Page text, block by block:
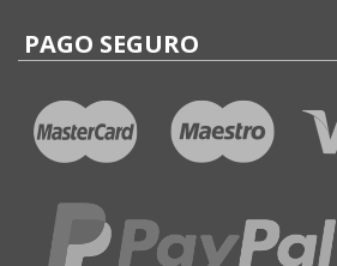
PAGO SEGURO